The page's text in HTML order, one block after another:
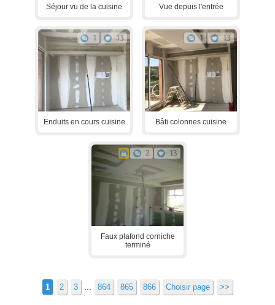
Séjour vu de la cuisine Vue depuis l'entrée
1 13
Enduits en cours cuisine
1 13
Bâti colonnes cuisine
2 13
Faux plafond corniche
terminé
1 2 3 864 865 866 Choisir page >>